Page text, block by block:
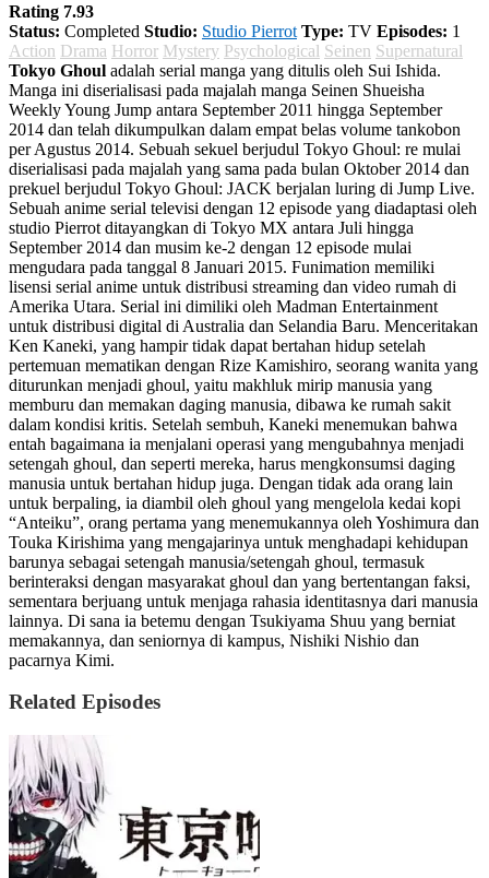
Rating 7.93
Status: Completed Studio: Studio Pierrot Type: TV Episodes: 1
Action Drama Horror Mystery Psychological Seinen Supernatural
Tokyo Ghoul adalah serial manga yang ditulis oleh Sui Ishida.
Manga ini diserialisasi pada majalah manga Seinen Shueisha
Weekly Young Jump antara September 2011 hingga September
2014 dan telah dikumpulkan dalam empat belas volume tankobon
per Agustus 2014. Sebuah sekuel berjudul Tokyo Ghoul: re mulai
diserialisasi pada majalah yang sama pada bulan Oktober 2014 dan
prekuel berjudul Tokyo Ghoul: JACK berjalan luring di Jump Live.
Sebuah anime serial televisi dengan 12 episode yang diadaptasi oleh
studio Pierrot ditayangkan di Tokyo MX antara Juli hingga
September 2014 dan musim ke-2 dengan 12 episode mulai
mengudara pada tanggal 8 Januari 2015. Funimation memiliki
lisensi serial anime untuk distribusi streaming dan video rumah di
Amerika Utara. Serial ini dimiliki oleh Madman Entertainment
untuk distribusi digital di Australia dan Selandia Baru. Menceritakan
Ken Kaneki, yang hampir tidak dapat bertahan hidup setelah
pertemuan mematikan dengan Rize Kamishiro, seorang wanita yang
diturunkan menjadi ghoul, yaitu makhluk mirip manusia yang
memburu dan memakan daging manusia, dibawa ke rumah sakit
dalam kondisi kritis. Setelah sembuh, Kaneki menemukan bahwa
entah bagaimana ia menjalani operasi yang mengubahnya menjadi
setengah ghoul, dan seperti mereka, harus mengkonsumsi daging
manusia untuk bertahan hidup juga. Dengan tidak ada orang lain
untuk berpaling, ia diambil oleh ghoul yang mengelola kedai kopi
“Anteiku”, orang pertama yang menemukannya oleh Yoshimura dan
Touka Kirishima yang mengajarinya untuk menghadapi kehidupan
barunya sebagai setengah manusia/setengah ghoul, termasuk
berinteraksi dengan masyarakat ghoul dan yang bertentangan faksi,
sementara berjuang untuk menjaga rahasia identitasnya dari manusia
lainnya. Di sana ia betemu dengan Tsukiyama Shuu yang berniat
memakannya, dan seniornya di kampus, Nishiki Nishio dan
pacarnya Kimi.
Related Episodes